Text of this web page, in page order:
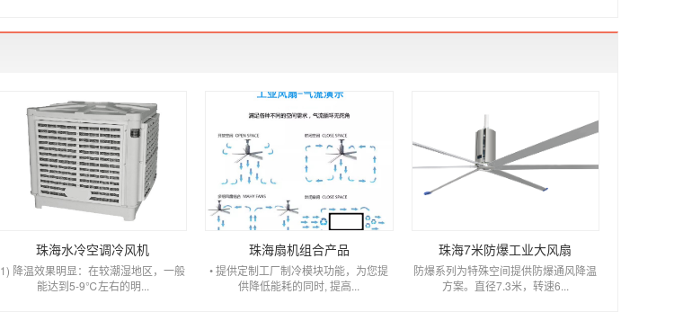
珠海水冷空调冷风机
1) 降温效果明显：在较潮湿地区，一般
能达到5-9℃左右的明...
珠海扇机组合产品
• 提供定制工厂制冷模块功能，为您提
供降低能耗的同时, 提高...
珠海7米防爆工业大风扇
防爆系列为特殊空间提供防爆通风降温
方案。直径7.3米，转速6...